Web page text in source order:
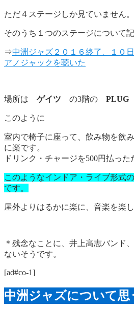
ただ４ステージしか見ていません。
そのうち１つのステージについて
⇒中洲ジャズ２０１６終了、１０
アノジャックを聴いた
場所は ゲイツ の3階の PLUG
このように
室内で椅子に座って、飲み物を飲
に楽です。
ドリンク・チャージを500円払った
このようなインドア・ライブ形式
です。
屋外よりはるかに楽に、音楽を楽
＊残念なことに、井上高志バンド
ないそうです。
[ad#co-1]
中洲ジャズについて思